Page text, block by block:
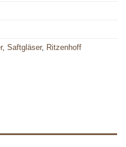
, Saftgläser, Ritzenhoff